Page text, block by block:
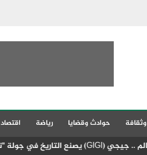
حوادث وقضايا رياضة اقتصاد